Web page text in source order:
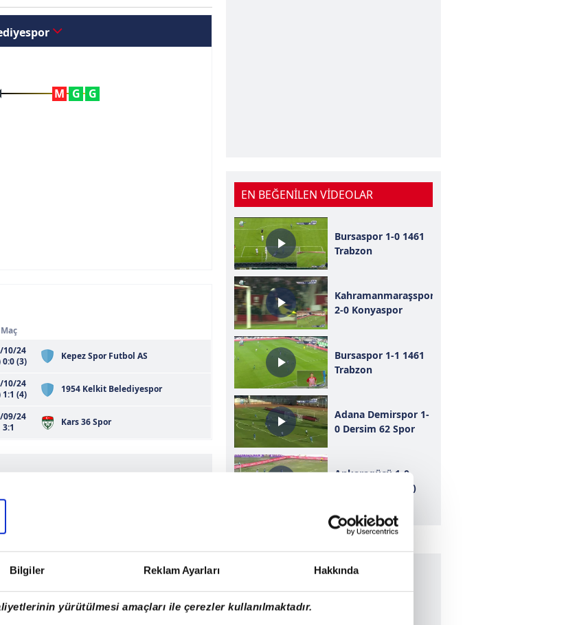
Bilgiler Reklam Ayarları Hakkında
yürütülmesi amaçları ile çerezler kullanılmaktadır.
M G G
Maç
10/24
0:0 (3)
Kepez Spor Futbol AS
10/24
1:1 (4)
1954 Kelkit Belediyespor
09/24
3:1
Kars 36 Spor
EN BEĞENİLEN VİDEOLAR
Bursaspor 1-0 1461
Trabzon
Kahramanmaraşspor
2-0 Konyaspor
Bursaspor 1-1 1461
Trabzon
Adana Demirspor 1-
0 Dersim 62 Spor
Ankaragücü 1-0
Erbaaspor (ÖZET)